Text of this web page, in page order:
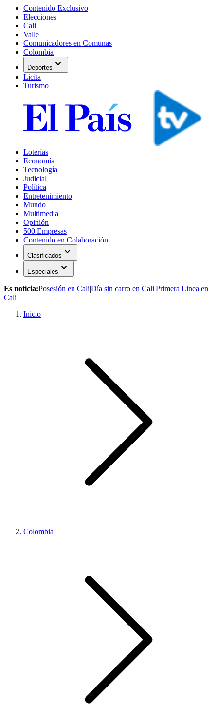
Contenido Exclusivo
Elecciones
Cali
Valle
Comunicadores en Comunas
Colombia
Deportes expand_more
Licita
Turismo
Loterías
Economía
Tecnología
Judicial
Política
Entretenimiento
Mundo
Multimedia
Opinión
500 Empresas
Contenido en Colaboración
Clasificados expand_more
Especiales expand_more
Es noticia:Posesión en Cali|Día sin carro en Cali|Primera Linea en
Cali
Inicio
Colombia